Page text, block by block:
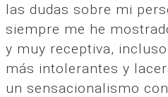
las dudas sobre mi
siempre me he
y muy receptiva,
más intolerantes y
un sensacionalismo